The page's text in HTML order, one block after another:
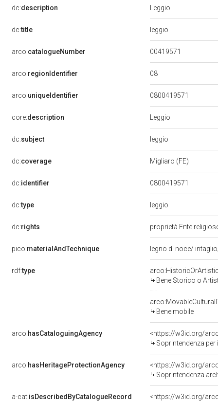
dc:description Leggio
dc:title leggio
arco:catalogueNumber 00419571
arco:regionIdentifier 08
arco:uniqueIdentifier 0800419571
core:description Leggio
dc:subject leggio
dc:coverage Migliaro (FE)
dc:identifier 0800419571
dc:type leggio
dc:rights proprietà Ente
pico:materialAndTechnique legno di noce/
rdf:type
Bene Storico o
Bene mobile
arco:hasCataloguingAgency
<https://w3id.org/
Soprintendenza per i
arco:hasHeritageProtectionAgency
<https://w3id.org/
Soprintendenza
a-cat:isDescribedByCatalogueRecord
<https://w3id.org/